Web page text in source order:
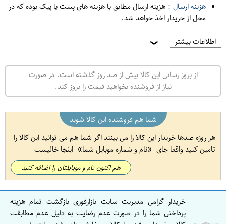
هزینه ارسال : هزینه ارسال مطابق با هزینه های پست یا پیک بوده که در
محل از خریدار اخذ خواهد شد.
اطلاعات بیشتر ❯
از بروز رسانی این کالا بیش از صد روز گذشته است. در صورت
نیاز از فروشنده بخواهید قیمت را بروز کند.
شما هم فروشنده این کالا شوید
هر روزه صدها خریدار این کالا را می بینند اگر شما هم می توانید این کالا را
تامین کنید واقعا جای
نام و شماره موبایل شما اینجا خالیست
هم اکنون نام و موبایلتان را اضافه کنید
خریدار گرامی مدیریت سایت بازارفوری بازگشت تمام هزینه
پرداختی شما را در صورت عدم رضایت به دلیل عدم مطابقت